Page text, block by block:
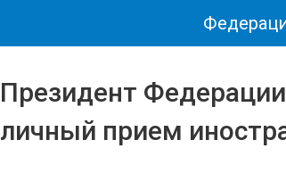
Президент
личный прием